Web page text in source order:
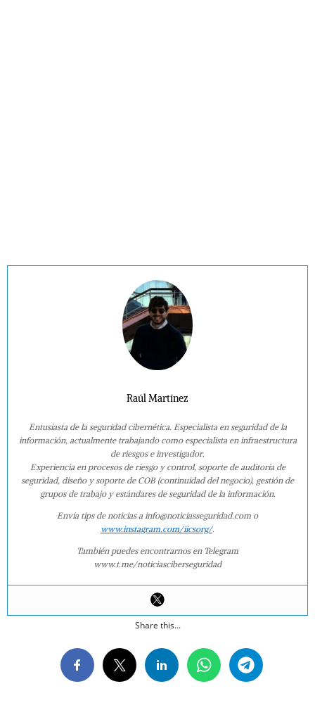
Raúl Martínez
Entusiasta de la seguridad cibernética. Especialista en seguridad de la
información, actualmente trabajando como especialista en infraestructura
de riesgos e investigador.
Experiencia en procesos de riesgo y control, soporte de auditoría de
seguridad, diseño y soporte de COB (continuidad del negocio), gestión de
grupos de trabajo y estándares de seguridad de la información.
Envía tips de noticias a info@noticiasseguridad.com o
www.instagram.com/iicsorg/.
También puedes encontrarnos en Telegram
www.t.me/noticiasciberseguridad
Share this...